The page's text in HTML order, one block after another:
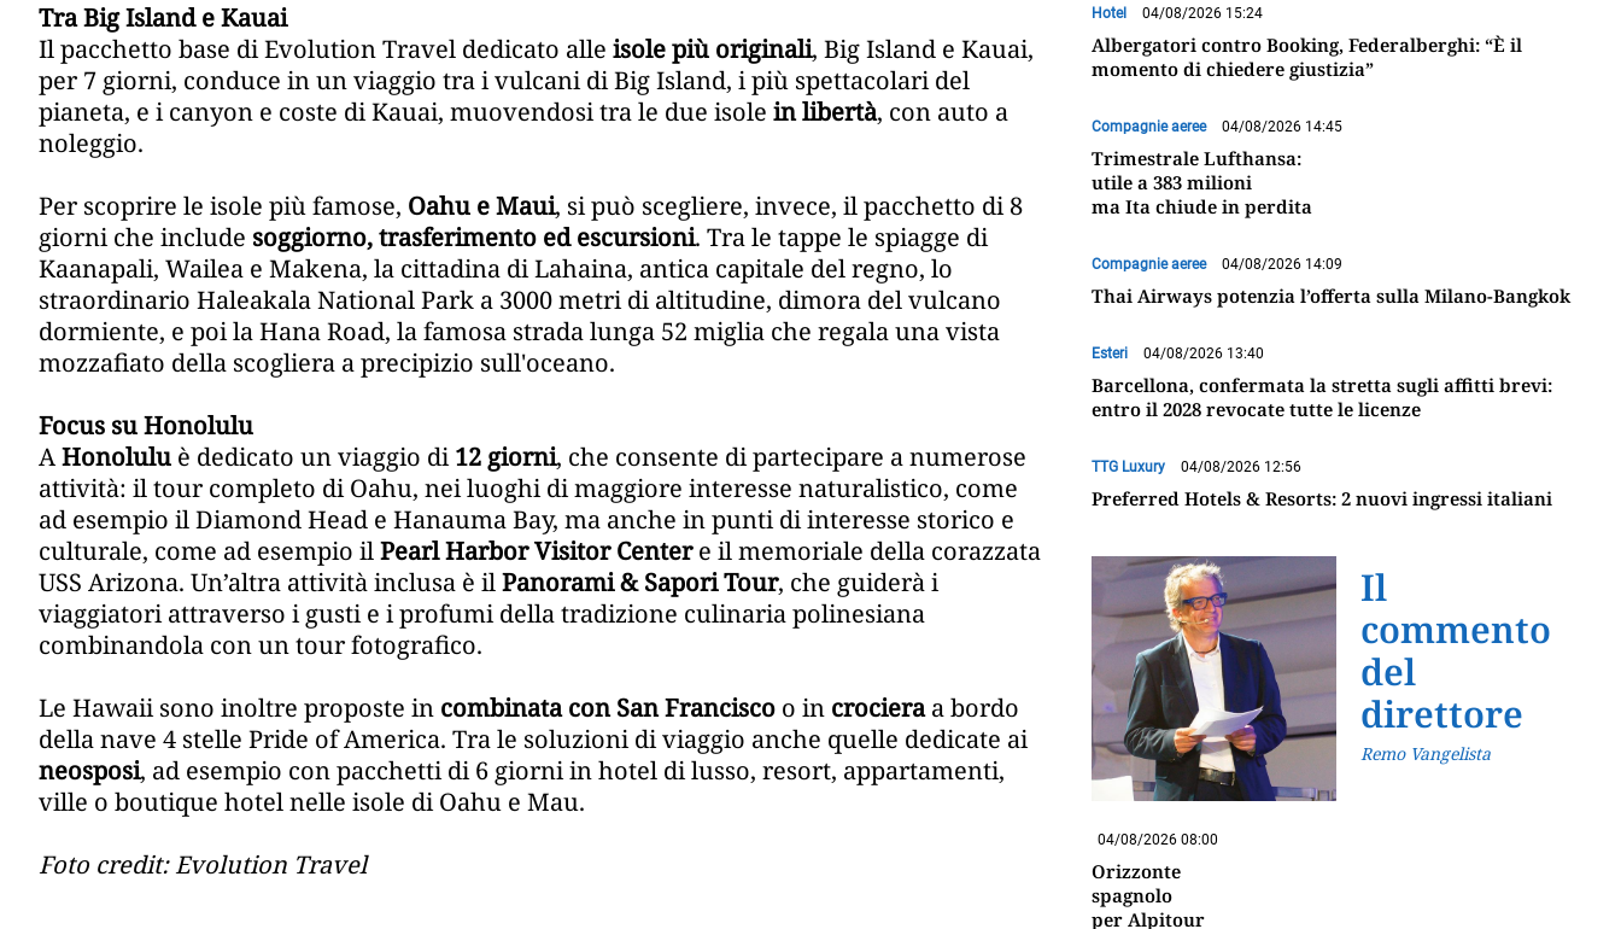
Tra Big Island e Kauai
Il pacchetto base di Evolution Travel dedicato alle isole più originali, Big Island e Kauai,
per 7 giorni, conduce in un viaggio tra i vulcani di Big Island, i più spettacolari del
pianeta, e i canyon e coste di Kauai, muovendosi tra le due isole in libertà, con auto a
noleggio.
Per scoprire le isole più famose, Oahu e Maui, si può scegliere, invece, il pacchetto di 8
giorni che include soggiorno, trasferimento ed escursioni. Tra le tappe le spiagge di
Kaanapali, Wailea e Makena, la cittadina di Lahaina, antica capitale del regno, lo
straordinario Haleakala National Park a 3000 metri di altitudine, dimora del vulcano
dormiente, e poi la Hana Road, la famosa strada lunga 52 miglia che regala una vista
mozzafiato della scogliera a precipizio sull'oceano.
Focus su Honolulu
AHonolulu è dedicato un viaggio di12 giorni, che consente di partecipare a numerose
attività: il tour completo di Oahu, nei luoghi di maggiore interesse naturalistico, come
ad esempio il Diamond Head e Hanauma Bay, ma anche in punti di interesse storico e
culturale, come ad esempio ilPearl Harbor Visitor Centere il memoriale della corazzata
USS Arizona. Un’altra attività inclusa è ilPanorami & Sapori Tour, che guiderà i
viaggiatori attraverso i gusti e i profumi della tradizione culinaria polinesiana
combinandola con un tour fotografico.
Le Hawaii sono inoltre proposte in combinata con San Francisco o in crocieraa bordo
della nave 4 stelle Pride of America. Tra le soluzioni di viaggio anche quelle dedicate ai
neosposi, ad esempio con pacchetti di 6 giorni in hotel di lusso, resort, appartamenti,
ville o boutique hotel nelle isole di Oahu e Mau.
Foto credit: Evolution Travel
Hotel 04/08/2026 15:24
Albergatori contro Booking, Federalberghi: “È il
momento di chiedere giustizia”
Compagnie aeree 04/08/2026 14:45
Trimestrale Lufthansa:
utile a 383 milioni
ma Ita chiude in perdita
Compagnie aeree 04/08/2026 14:09
Thai Airways potenzia l’offerta sulla Milano-Bangkok
Esteri 04/08/2026 13:40
Barcellona, confermata la stretta sugli affitti brevi:
entro il 2028 revocate tutte le licenze
TTG Luxury 04/08/2026 12:56
Preferred Hotels & Resorts: 2 nuovi ingressi italiani
Il
commento
del
direttore
Remo Vangelista
04/08/2026 08:00
Orizzonte
spagnolo
per Alpitour